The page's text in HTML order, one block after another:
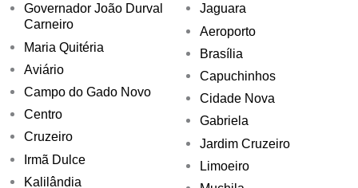
Governador João Durval
Carneiro
Maria Quitéria
Aviário
Campo do Gado Novo
Centro
Cruzeiro
Irmã Dulce
Kalilândia
Jaguara
Aeroporto
Brasília
Capuchinhos
Cidade Nova
Gabriela
Jardim Cruzeiro
Limoeiro